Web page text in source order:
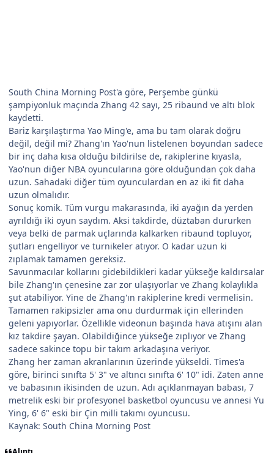
South China Morning Post'a göre, Perşembe günkü
şampiyonluk maçında Zhang 42 sayı, 25 ribaund ve altı blok
kaydetti.
Bariz karşılaştırma Yao Ming'e, ama bu tam olarak doğru
değil, değil mi? Zhang'ın Yao'nun listelenen boyundan sadece
bir inç daha kısa olduğu bildirilse de, rakiplerine kıyasla,
Yao'nun diğer NBA oyuncularına göre olduğundan çok daha
uzun. Sahadaki diğer tüm oyunculardan en az iki fit daha
uzun olmalıdır.
Sonuç komik. Tüm vurgu makarasında, iki ayağın da yerden
ayrıldığı iki oyun saydım. Aksi takdirde, düztaban dururken
veya belki de parmak uçlarında kalkarken ribaund topluyor,
şutları engelliyor ve turnikeler atıyor. O kadar uzun ki
zıplamak tamamen gereksiz.
Savunmacılar kollarını gidebildikleri kadar yükseğe kaldırsalar
bile Zhang'ın çenesine zar zor ulaşıyorlar ve Zhang kolaylıkla
şut atabiliyor. Yine de Zhang'ın rakiplerine kredi vermelisin.
Tamamen rakipsizler ama onu durdurmak için ellerinden
geleni yapıyorlar. Özellikle videonun başında hava atışını alan
kız takdire şayan. Olabildiğince yükseğe zıplıyor ve Zhang
sadece sakince topu bir takım arkadaşına veriyor.
Zhang her zaman akranlarının üzerinde yükseldi. Times'a
göre, birinci sınıfta 5' 3" ve altıncı sınıfta 6' 10" idi. Zaten anne
ve babasının ikisinden de uzun. Adı açıklanmayan babası, 7
metrelik eski bir profesyonel basketbol oyuncusu ve annesi Yu
Ying, 6' 6" eski bir Çin milli takımı oyuncusu.
Kaynak: South China Morning Post